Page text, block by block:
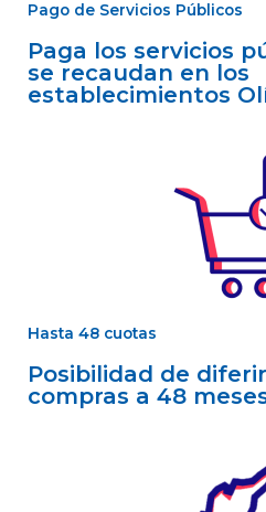
Pago de Servicios Públicos
Paga los servicios
se recaudan en los
establecimientos
Hasta 48 cuotas
Posibilidad de
compras a 48